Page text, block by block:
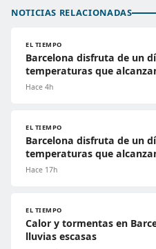
NOTICIAS RELACIONADAS
EL TIEMPO
Barcelona disfruta de un
temperaturas que
Hace 4h
EL TIEMPO
Barcelona disfruta de un
temperaturas que
Hace 17h
EL TIEMPO
Calor y tormentas en
lluvias escasas